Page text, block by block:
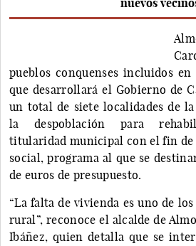
nuevos
pueblos conquenses incluidos
que desarrollará el Gobierno de
un total de siete localidades de
la despoblación para
titularidad municipal con el fin
social, programa al que se
de euros de presupuesto.
“La falta de vivienda es uno de
rural”, reconoce el alcalde de
Ibáñez, quien detalla que se